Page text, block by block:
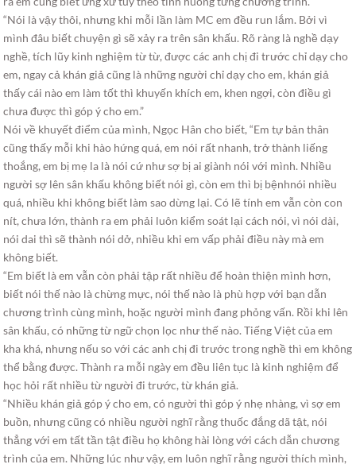
“Nói là vậy thôi, nhưng khi mỗi lần làm MC em đều run lắm. Bởi vì
mình đâu biết chuyện gì sẽ xảy ra trên sân khấu. Rõ ràng là nghề dạy
nghề, tích lũy kinh nghiệm từ từ, được các anh chị đi trước chỉ dạy cho
em, ngay cả khán giả cũng là những người chỉ dạy cho em, khán giả
thấy cái nào em làm tốt thì khuyến khích em, khen ngợi, còn điều gì
chưa được thì góp ý cho em.”
Nói về khuyết điểm của mình, Ngọc Hân cho biết, “Em tự bản thân
cũng thấy mỗi khi hào hứng quá, em nói rất nhanh, trở thành liếng
thoắng, em bị mẹ la là nói cứ như sợ bị ai giành nói với mình. Nhiều
người sợ lên sân khấu không biết nói gì, còn em thì bị bệnhnói nhiều
quá, nhiều khi không biết làm sao dừng lại. Có lẽ tính em vẫn còn con
nít, chưa lớn, thành ra em phải luôn kiểm soát lại cách nói, vì nói dài,
nói dai thì sẽ thành nói dở, nhiều khi em vấp phải điều này mà em
không biết.
“Em biết là em vẫn còn phải tập rất nhiều để hoàn thiện mình hơn,
biết nói thế nào là chừng mực, nói thế nào là phù hợp với bạn dẫn
chương trình cùng mình, hoặc người mình đang phỏng vấn. Rồi khi lên
sân khấu, có những từ ngữ chọn lọc như thế nào. Tiếng Việt của em
kha khá, nhưng nếu so với các anh chị đi trước trong nghề thì em không
thể bằng được. Thành ra mỗi ngày em đều liên tục là kinh nghiệm để
học hỏi rất nhiều từ người đi trước, từ khán giả.
“Nhiều khán giả góp ý cho em, có người thì góp ý nhẹ nhàng, vì sợ em
buồn, nhưng cũng có nhiều người nghĩ rằng thuốc đắng dã tật, nói
thẳng với em tất tần tật điều họ không hài lòng với cách dẫn chương
trình của em. Những lúc như vậy, em luôn nghĩ rằng người thích mình,